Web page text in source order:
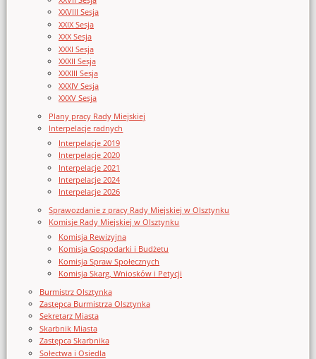
XXVIII Sesja
XXIX Sesja
XXX Sesja
XXXI Sesja
XXXII Sesja
XXXIII Sesja
XXXIV Sesja
XXXV Sesja
Plany pracy Rady Miejskiej
Interpelacje radnych
Interpelacje 2019
Interpelacje 2020
Interpelacje 2021
Interpelacje 2024
Interpelacje 2026
Sprawozdanie z pracy Rady Miejskiej w Olsztynku
Komisje Rady Miejskiej w Olsztynku
Komisja Rewizyjna
Komisja Gospodarki i Budżetu
Komisja Spraw Społecznych
Komisja Skarg, Wniosków i Petycji
Burmistrz Olsztynka
Zastępca Burmistrza Olsztynka
Sekretarz Miasta
Skarbnik Miasta
Zastępca Skarbnika
Sołectwa i Osiedla